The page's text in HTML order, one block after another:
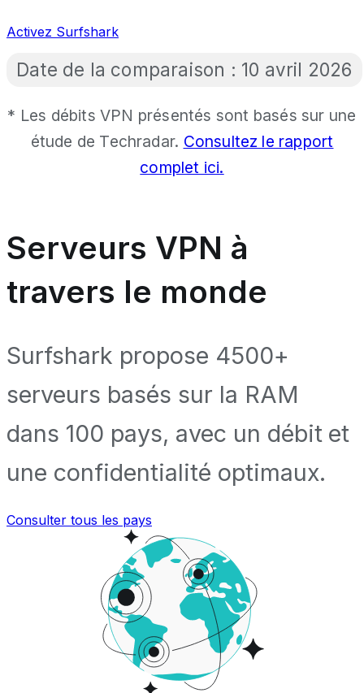
Activez Surfshark
Date de la comparaison : 10 avril 2026
* Les débits VPN présentés sont basés sur une
étude de Techradar. Consultez le rapport
complet ici.
Serveurs VPN à
travers le monde
Surfshark propose 4500+
serveurs basés sur la RAM
dans 100 pays, avec un débit et
une confidentialité optimaux.
Consulter tous les pays